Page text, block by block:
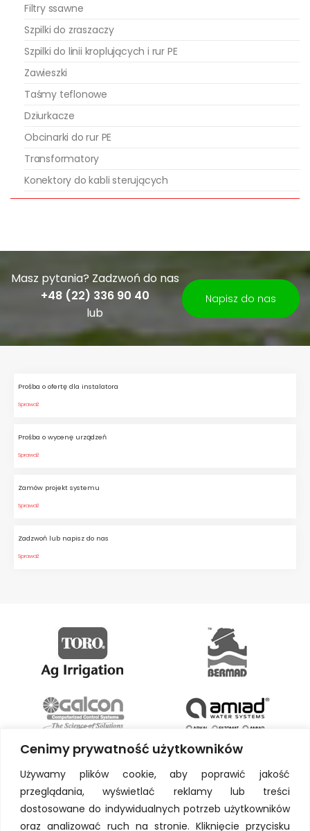
Cenimy prywatność użytkowników
Używamy plików cookie, aby poprawić jakość
przeglądania, wyświetlać reklamy lub treści
dostosowane do indywidualnych potrzeb użytkowników
oraz analizować ruch na stronie. Kliknięcie przycisku
Filtry ssawne
Szpilki do zraszaczy
Szpilki do linii kroplujących i rur PE
Zawieszki
Taśmy teflonowe
Dziurkacze
Obcinarki do rur PE
Transformatory
Konektory do kabli sterujących
Masz pytania? Zadzwoń do nas
+48 (22) 336 90 40
lub
Napisz do nas
Prośba o ofertę dla instalatora
Sprawdź
Prośba o wycenę urządzeń
Sprawdź
Zamów projekt systemu
Sprawdź
Zadzwoń lub napisz do nas
Sprawdź